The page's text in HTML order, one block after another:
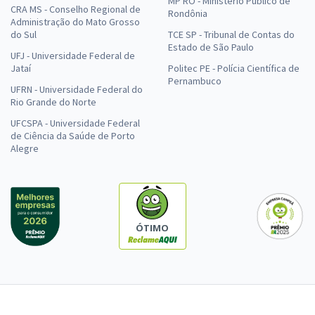
CRA MS - Conselho Regional de
Administração do Mato Grosso
do Sul
UFJ - Universidade Federal de
Jataí
UFRN - Universidade Federal do
Rio Grande do Norte
UFCSPA - Universidade Federal
de Ciência da Saúde de Porto
Alegre
Rondônia
TCE SP - Tribunal de Contas do
Estado de São Paulo
Politec PE - Polícia Científica de
Pernambuco
ÓTIMO